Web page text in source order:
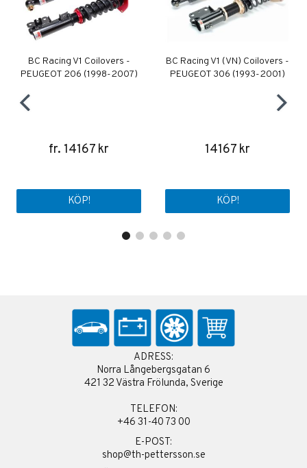
BC Racing V1 Coilovers -
PEUGEOT 206 (1998-2007)
fr. 14167 kr
KÖP!
BC Racing V1 (VN) Coilovers -
PEUGEOT 306 (1993-2001)
14167 kr
KÖP!
ADRESS:
Norra Långebergsgatan 6
421 32 Västra Frölunda, Sverige
TELEFON:
+46 31-40 73 00
E-POST:
shop@th-pettersson.se